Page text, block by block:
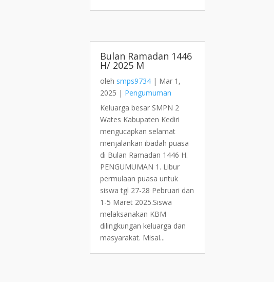
Bulan Ramadan 1446
H/ 2025 M
oleh smps9734 | Mar 1,
2025 | Pengumuman
Keluarga besar SMPN 2
Wates Kabupaten Kediri
mengucapkan selamat
menjalankan ibadah puasa
di Bulan Ramadan 1446 H.
PENGUMUMAN 1. Libur
permulaan puasa untuk
siswa tgl 27-28 Pebruari dan
1-5 Maret 2025.Siswa
melaksanakan KBM
dilingkungan keluarga dan
masyarakat. Misal...